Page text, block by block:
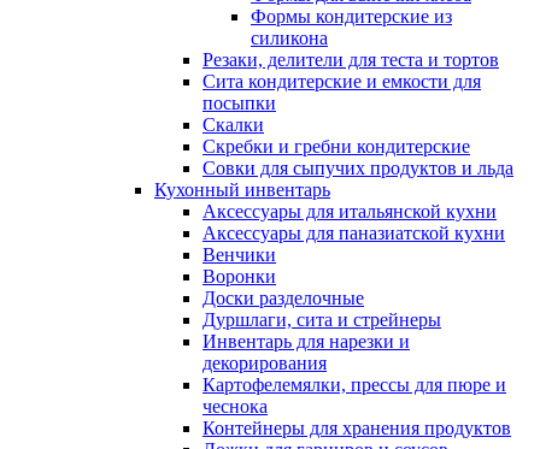
Формы кондитерские из
силикона
Резаки, делители для теста и тортов
Сита кондитерские и емкости для
посыпки
Скалки
Скребки и гребни кондитерские
Совки для сыпучих продуктов и льда
Кухонный инвентарь
Аксессуары для итальянской кухни
Аксессуары для паназиатской кухни
Венчики
Воронки
Доски разделочные
Дуршлаги, сита и стрейнеры
Инвентарь для нарезки и
декорирования
Картофелемялки, прессы для пюре и
чеснока
Контейнеры для хранения продуктов